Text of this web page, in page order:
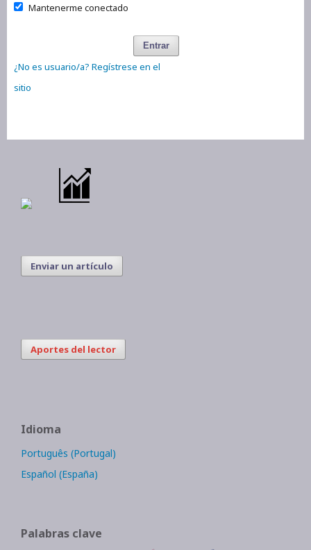
Mantenerme conectado
Entrar
¿No es usuario/a? Regístrese en el
sitio
Enviar un artículo
Aportes del lector
Idioma
Português (Portugal)
Español (España)
Palabras clave